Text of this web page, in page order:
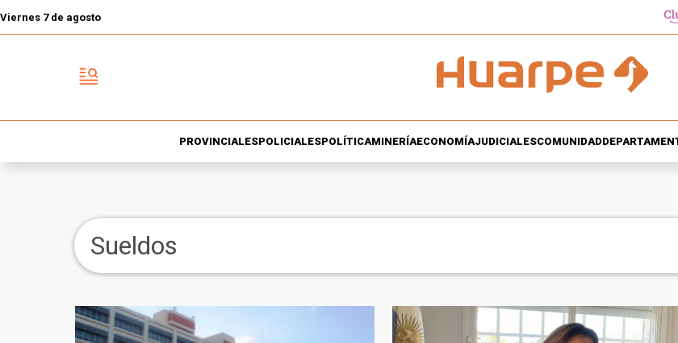
Viernes 7 de agosto
PROVINCIALESPOLICIALESPOLÍTICAMINERÍAECONOMÍAJUDICIALESCOMUNIDAD
Sueldos